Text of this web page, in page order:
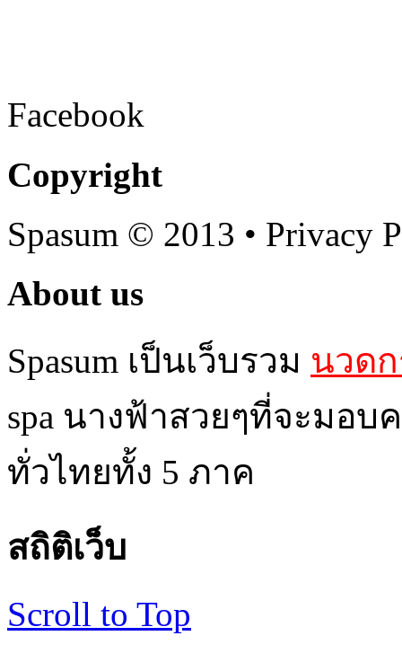
Facebook
Copyright
Spasum © 2013 • Privacy
About us
Spasum เป็นเว็บรวม นวด
spa นางฟ้าสวยๆที่จะมอ
ทั่วไทยทั้ง 5 ภาค
สถิติเว็บ
Scroll to Top